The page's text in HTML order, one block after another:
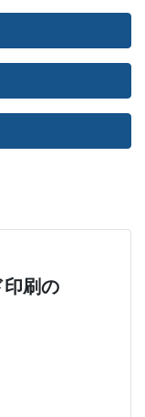
印刷の